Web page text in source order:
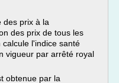
des prix à la
des prix de tous les
l'indice santé
vigueur par arrêté royal
obtenue par la